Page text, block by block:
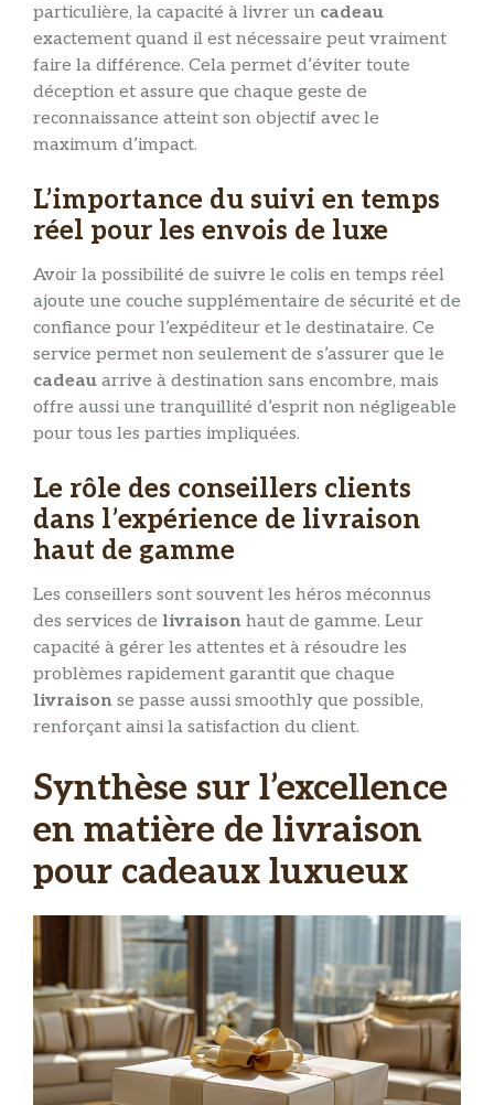
particulière, la capacité à livrer un cadeau
exactement quand il est nécessaire peut vraiment
faire la différence. Cela permet d’éviter toute
déception et assure que chaque geste de
reconnaissance atteint son objectif avec le
maximum d’impact.
L’importance du suivi en temps
réel pour les envois de luxe
Avoir la possibilité de suivre le colis en temps réel
ajoute une couche supplémentaire de sécurité et de
confiance pour l’expéditeur et le destinataire. Ce
service permet non seulement de s’assurer que le
cadeau arrive à destination sans encombre, mais
offre aussi une tranquillité d’esprit non négligeable
pour tous les parties impliquées.
Le rôle des conseillers clients
dans l’expérience de livraison
haut de gamme
Les conseillers sont souvent les héros méconnus
des services de livraison haut de gamme. Leur
capacité à gérer les attentes et à résoudre les
problèmes rapidement garantit que chaque
livraison se passe aussi smoothly que possible,
renforçant ainsi la satisfaction du client.
Synthèse sur l’excellence
en matière de livraison
pour cadeaux luxueux